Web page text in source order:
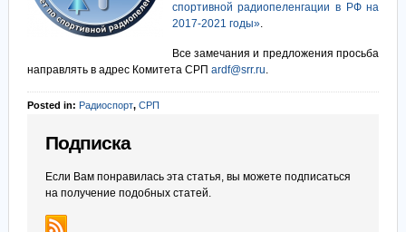
спортивной радиопеленгации в РФ на
2017-2021 годы».
Все замечания и предложения просьба
направлять в адрес Комитета СРП ardf@srr.ru.
Posted in: Радиоспорт, СРП
Подписка
Если Вам понравилась эта статья, вы можете подписаться
на получение подобных статей.